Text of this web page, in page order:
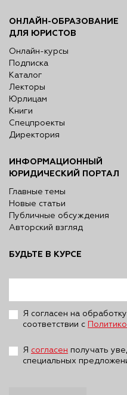
ОНЛАЙН-ОБРАЗОВАНИЕ
ДЛЯ ЮРИСТОВ
Онлайн-курсы
Подписка
Каталог
Лекторы
Юрлицам
Книги
Спецпроекты
Директория
ИНФОРМАЦИОННЫЙ
ЮРИДИЧЕСКИЙ ПОРТАЛ
Главные темы
Новые статьи
Публичные обсуждения
Авторский взгляд
БУДЬТЕ В КУРСЕ
Я согласен на
соответствии с
Я согласен получать
специальных